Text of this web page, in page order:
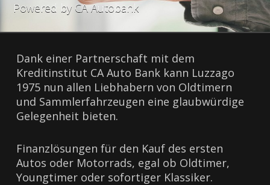
Powered by CA Autobank
Dank einer Partnerschaft mit dem
Kreditinstitut CA Auto Bank kann Luzzago
1975 nun allen Liebhabern von Oldtimern
und Sammlerfahrzeugen eine glaubwürdige
Gelegenheit bieten.
Finanzlösungen für den Kauf des ersten
Autos oder Motorrads, egal ob Oldtimer,
Youngtimer oder sofortiger Klassiker.